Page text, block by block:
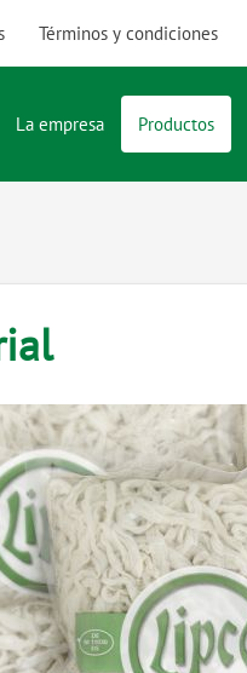
Términos y condiciones
La empresa Productos